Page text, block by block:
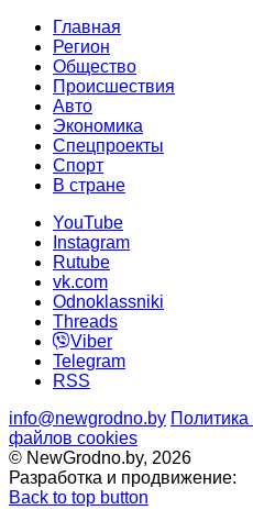
Главная
Регион
Общество
Происшествия
Авто
Экономика
Спецпроекты
Cпорт
В стране
YouTube
Instagram
Rutube
vk.com
Odnoklassniki
Threads
Viber
Telegram
RSS
info@newgrodno.by
файлов cookies
© NewGrodno.by, 2026
Разработка и продвижение:
Back to top button